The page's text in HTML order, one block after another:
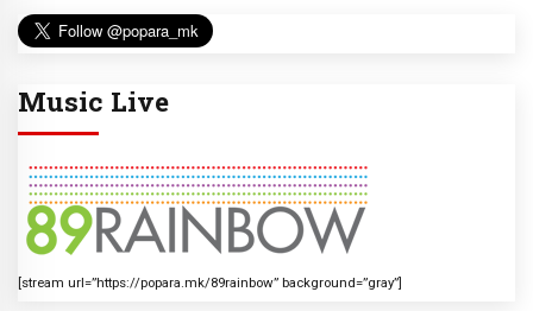
Music Live
[stream url=”https://popara.mk/89rainbow” background=”gray”]